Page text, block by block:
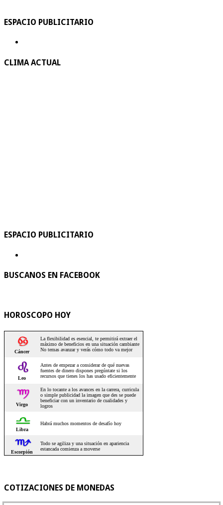
ESPACIO PUBLICITARIO
CLIMA ACTUAL
ESPACIO PUBLICITARIO
BUSCANOS EN FACEBOOK
HOROSCOPO HOY
COTIZACIONES DE MONEDAS